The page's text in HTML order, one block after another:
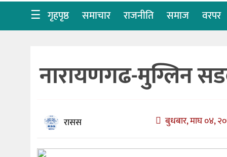
राजनीति
समाज
☰ गृहपृष्ठ समाचार राजनीति समाज वरपर
नारायणगढ-मुग्लिन
रासस बुधबार, माघ ०४,